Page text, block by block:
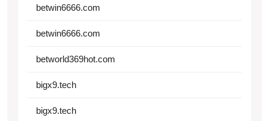
betwin6666.com
betwin6666.com
betworld369hot.com
bigx9.tech
bigx9.tech